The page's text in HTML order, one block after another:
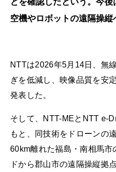
とを確認したという。今
空機やロボットの遠隔操縦
NTTは2026年5月14日、無
ぎを低減し、映像品質を安
発表した。
そして、NTT-MEとNTT e-
もと、同技術をドローンの
60km離れた福島・南相馬
ドから郡山市の遠隔操縦拠